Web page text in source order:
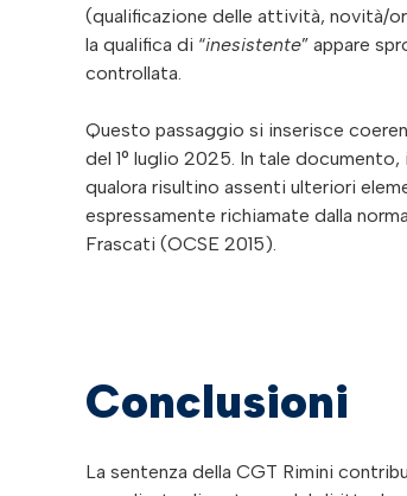
(qualificazione delle attività, novità/
la qualifica di “inesistente” appare
controllata.
Questo passaggio si inserisce
del 1° luglio 2025. In tale
qualora risultino assenti ulteriori
espressamente richiamate dalla
Frascati (OCSE 2015).
Conclusioni
La sentenza della CGT Rimini